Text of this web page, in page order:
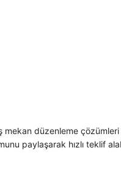
mekan düzenleme
paylaşarak hızlı teklif